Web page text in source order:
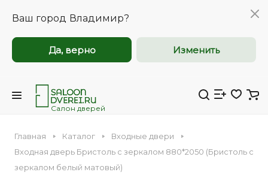
Ваш город Владимир?
Да, верно Изменить
Салон дверей
Главная Каталог
Входные двери
Входная дверь Бристоль с зеркалом 880*2050 (Бристоль с
зеркалом белый матовый)
входные двери
оптом
Компания Saloondverei.ru приглашает к
сотрудничеству коммерческие
организации, застройщиков,
входные двери
оптом
Компания Saloondverei.ru приглашает к
сотрудничеству коммерческие
организации, застройщиков,